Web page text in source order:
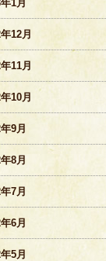
1月
12月
11月
10月
9月
8月
7月
6月
5月